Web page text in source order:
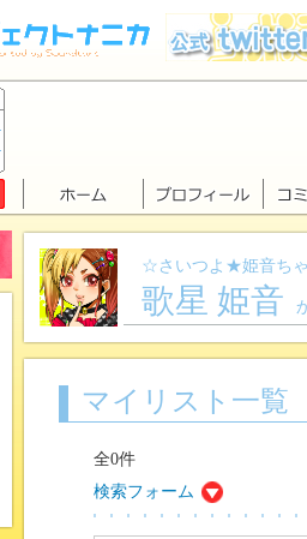
☆さいつよ★姫音ち
歌星 姫音
マイリスト一覧
全0件
検索フォーム